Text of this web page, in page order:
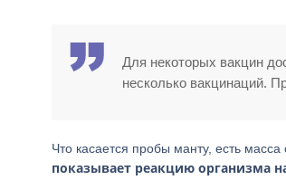
Для некоторых вакцин
несколько вакцинаций.
Что касается пробы манту, есть масса
показывает реакцию организма